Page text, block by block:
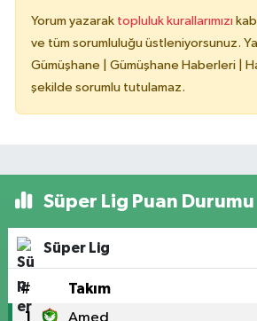
Yorum yazarak topluluk kurallarımızı
ve tüm sorumluluğu üstleniyorsunuz.
Gümüşhane | Gümüşhane Haberleri |
şekilde sorumlu tutulamaz.
Süper Lig Puan Durumu
Süper Lig
# Takım
1 Amed